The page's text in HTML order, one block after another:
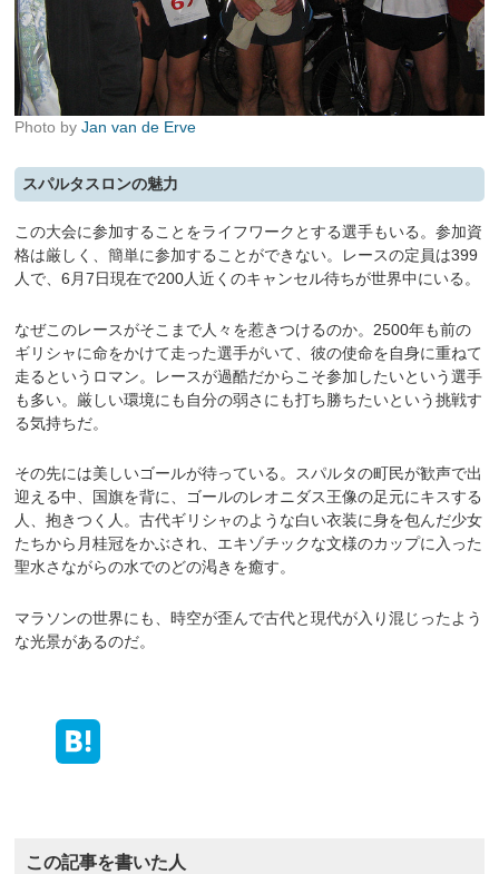
Photo byJan van de Erve
スパルタスロンの魅力
この大会に参加することをライフワークとする選手もいる。参加資
格は厳しく、簡単に参加することができない。レースの定員は399
人で、6月7日現在で200人近くのキャンセル待ちが世界中にいる。
なぜこのレースがそこまで人々を惹きつけるのか。2500年も前の
ギリシャに命をかけて走った選手がいて、彼の使命を自身に重ねて
走るというロマン。レースが過酷だからこそ参加したいという選手
も多い。厳しい環境にも自分の弱さにも打ち勝ちたいという挑戦す
る気持ちだ。
その先には美しいゴールが待っている。スパルタの町民が歓声で出
迎える中、国旗を背に、ゴールのレオニダス王像の足元にキスする
人、抱きつく人。古代ギリシャのような白い衣装に身を包んだ少女
たちから月桂冠をかぶされ、エキゾチックな文様のカップに入った
聖水さながらの水でのどの渇きを癒す。
マラソンの世界にも、時空が歪んで古代と現代が入り混じったよう
な光景があるのだ。
この記事を書いた人